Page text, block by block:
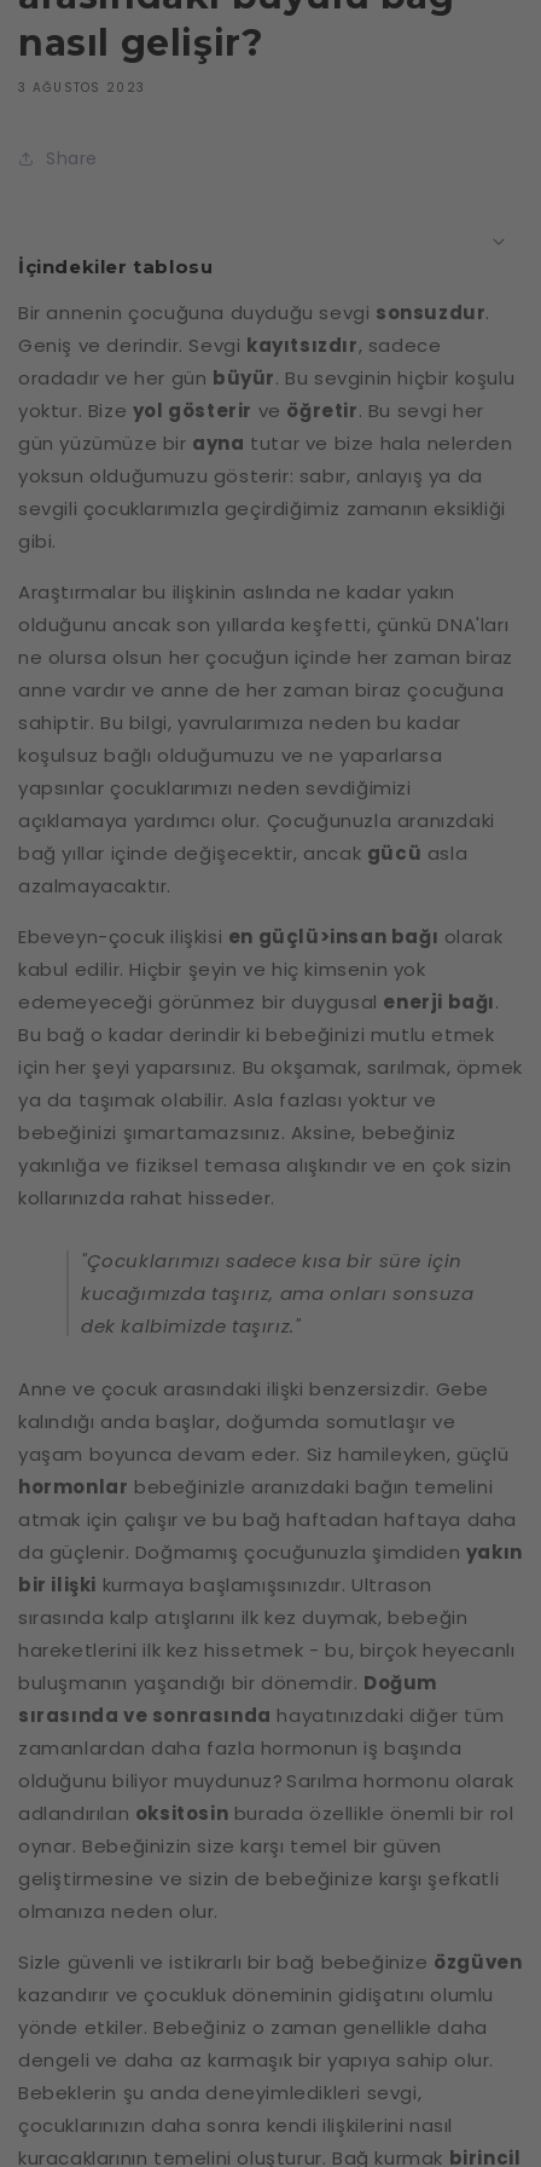
nasıl gelişir?
3 AĞUSTOS 2023
Share
İçindekiler tablosu
Bir annenin çocuğuna duyduğu sevgi sonsuzdur.
Geniş ve derindir. Sevgi kayıtsızdır, sadece
oradadır ve her gün büyür. Bu sevginin hiçbir koşulu
yoktur. Bize yol gösterir ve öğretir. Bu sevgi her
gün yüzümüze bir ayna tutar ve bize hala nelerden
yoksun olduğumuzu gösterir: sabır, anlayış ya da
sevgili çocuklarımızla geçirdiğimiz zamanın eksikliği
gibi.
Araştırmalar bu ilişkinin aslında ne kadar yakın
olduğunu ancak son yıllarda keşfetti, çünkü DNA'ları
ne olursa olsun her çocuğun içinde her zaman biraz
anne vardır ve anne de her zaman biraz çocuğuna
sahiptir. Bu bilgi, yavrularımıza neden bu kadar
koşulsuz bağlı olduğumuzu ve ne yaparlarsa
yapsınlar çocuklarımızı neden sevdiğimizi
açıklamaya yardımcı olur. Çocuğunuzla aranızdaki
bağ yıllar içinde değişecektir, ancak gücü asla
azalmayacaktır.
Ebeveyn-çocuk ilişkisi en güçlü>insan bağı olarak
kabul edilir. Hiçbir şeyin ve hiç kimsenin yok
edemeyeceği görünmez bir duygusal enerji bağı.
Bu bağ o kadar derindir ki bebeğinizi mutlu etmek
için her şeyi yaparsınız. Bu okşamak, sarılmak, öpmek
ya da taşımak olabilir. Asla fazlası yoktur ve
bebeğinizi şımartamazsınız. Aksine, bebeğiniz
yakınlığa ve fiziksel temasa alışkındır ve en çok sizin
kollarınızda rahat hisseder.
"Çocuklarımızı sadece kısa bir süre için
kucağımızda taşırız, ama onları sonsuza
dek kalbimizde taşırız."
Anne ve çocuk arasındaki ilişki benzersizdir. Gebe
kalındığı anda başlar, doğumda somutlaşır ve
yaşam boyunca devam eder. Siz hamileyken, güçlü
hormonlar bebeğinizle aranızdaki bağın temelini
atmak için çalışır ve bu bağ haftadan haftaya daha
da güçlenir. Doğmamış çocuğunuzla şimdiden yakın
bir ilişki kurmaya başlamışsınızdır. Ultrason
sırasında kalp atışlarını ilk kez duymak, bebeğin
hareketlerini ilk kez hissetmek - bu, birçok heyecanlı
buluşmanın yaşandığı bir dönemdir. Doğum
sırasında ve sonrasında hayatınızdaki diğer tüm
zamanlardan daha fazla hormonun iş başında
olduğunu biliyor muydunuz? Sarılma hormonu olarak
adlandırılan oksitosin burada özellikle önemli bir rol
oynar. Bebeğinizin size karşı temel bir güven
geliştirmesine ve sizin de bebeğinize karşı şefkatli
olmanıza neden olur.
Sizle güvenli ve istikrarlı bir bağ bebeğinize özgüven
kazandırır ve çocukluk döneminin gidişatını olumlu
yönde etkiler. Bebeğiniz o zaman genellikle daha
dengeli ve daha az karmaşık bir yapıya sahip olur.
Bebeklerin şu anda deneyimledikleri sevgi,
çocuklarınızın daha sonra kendi ilişkilerini nasıl
kuracaklarının temelini oluşturur. Bağ kurmak birincil